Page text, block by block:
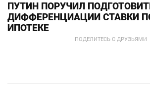
ПОДЕЛИТЕСЬ С ДРУЗЬЯМИ
ПУТИН ПОРУЧИЛ
ДИФФЕРЕНЦИАЦИИ СТАВКИ
ИПОТЕКЕ